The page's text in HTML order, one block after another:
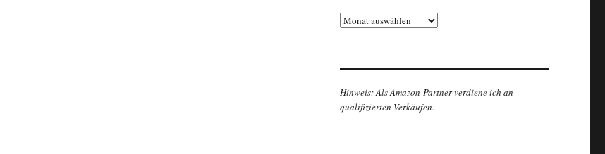
Archiv
Hinweis: Als Amazon-Partner verdiene ich an
qualifizierten Verkäufen.